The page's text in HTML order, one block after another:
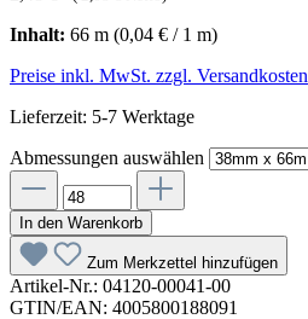
Inhalt: 66 m (0,04 € / 1 m)
Preise inkl. MwSt. zzgl. Versandkosten
Lieferzeit: 5-7 Werktage
Abmessungen auswählen
In den Warenkorb
Zum Merkzettel hinzufügen
Artikel-Nr.: 04120-00041-00
GTIN/EAN: 4005800188091